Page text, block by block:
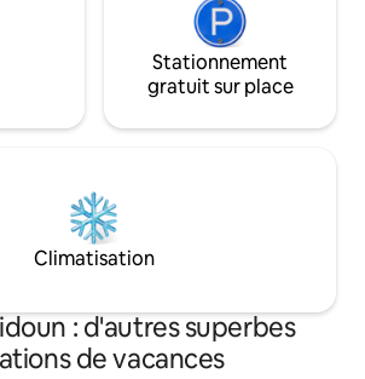
Stationnement
gratuit sur place
Climatisation
: d'autres superbes
de vacances